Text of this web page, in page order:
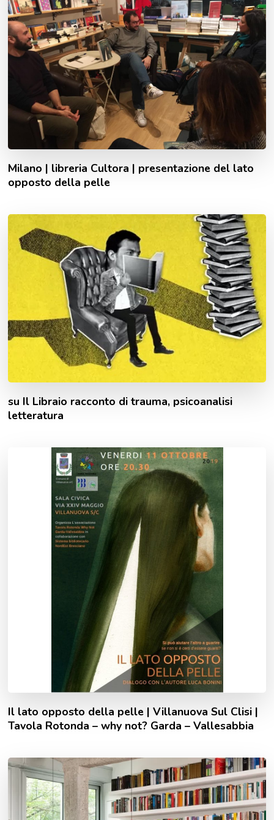
Milano | libreria Cultora | presentazione del lato
opposto della pelle
su Il Libraio racconto di trauma, psicoanalisi
letteratura
Il lato opposto della pelle | Villanuova Sul Clisi |
Tavola Rotonda – why not? Garda – Vallesabbia